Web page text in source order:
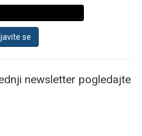
newsletter pogledajte